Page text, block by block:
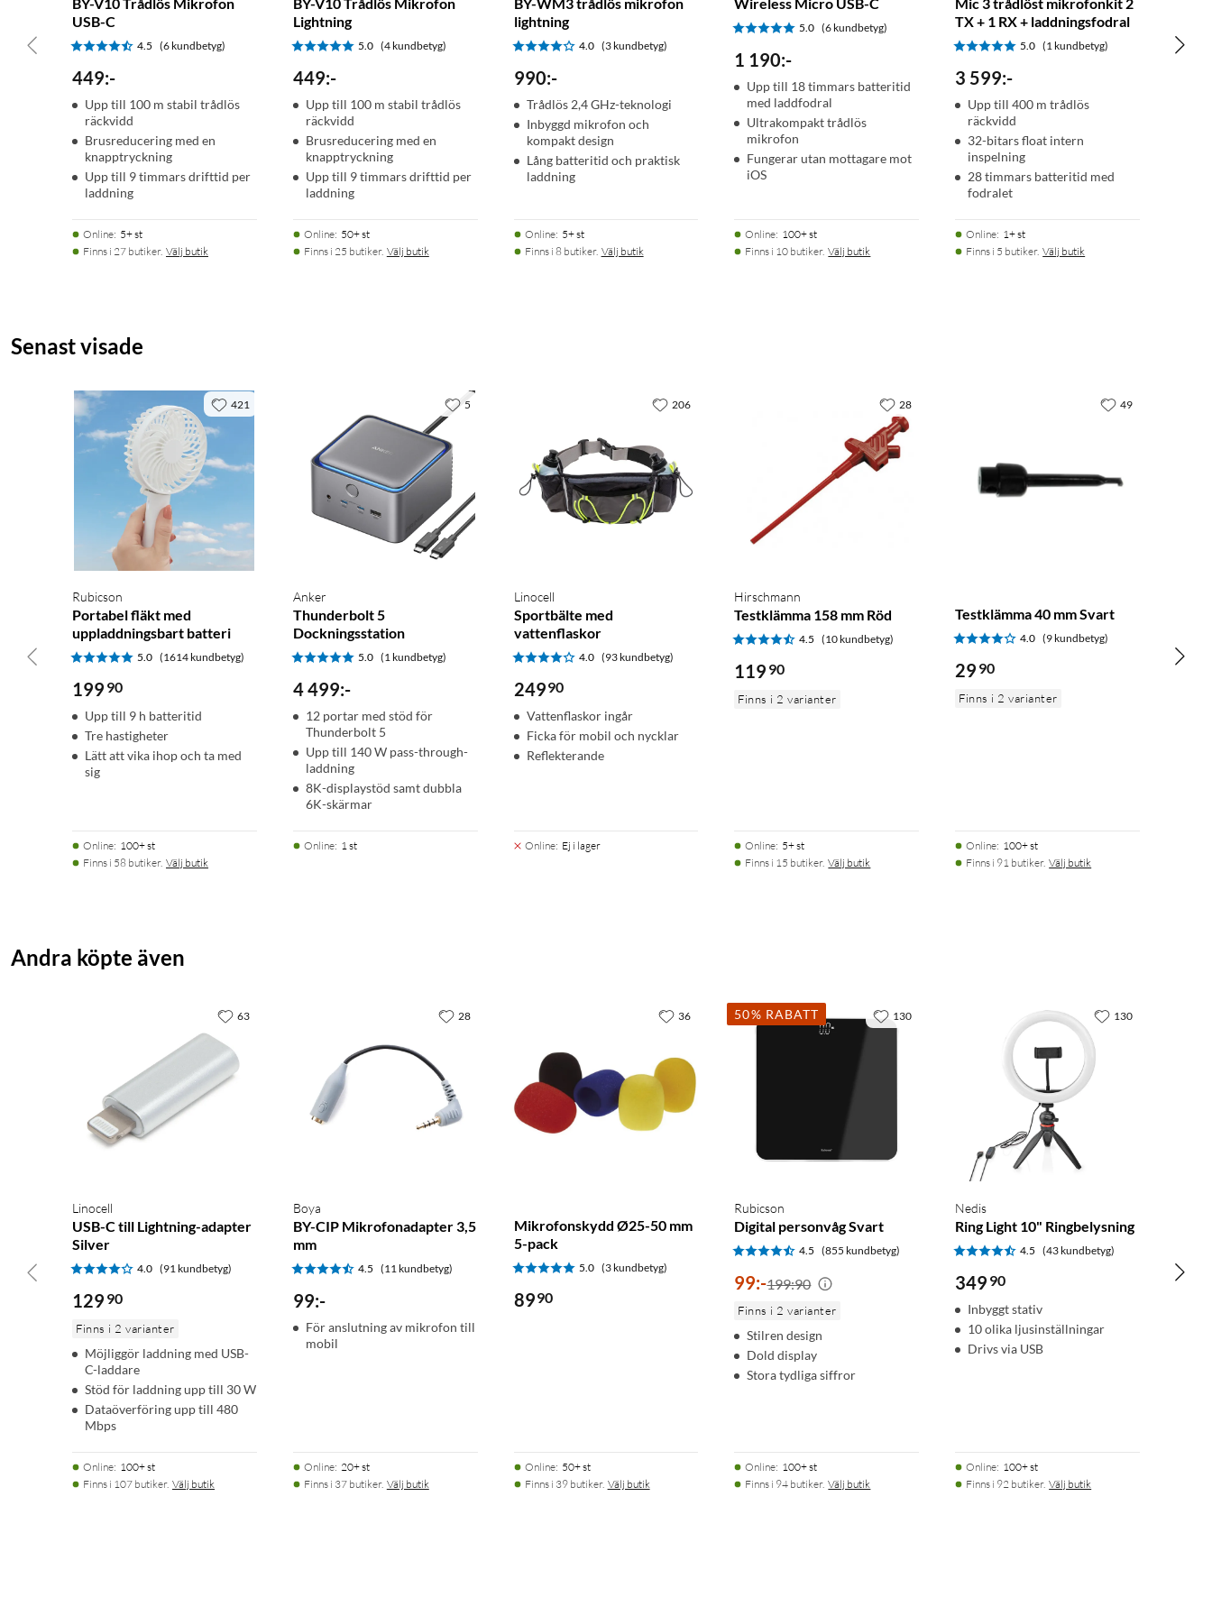
Specifikationer
Storlek: 36 × 36 × 9,7 mm
Frekvensrespons: 20 Hz – 20 kHz
Signal/brusförhållande: >80 dB
Samplingsfrekvens/bithastighet: 48 kHz / 16-bitars
Räckvidd: Upp till 50 m utan hinder
Latens: 25 ms
Brusreducering: Aktivering med ett klick
Batteritid: Cirka 5 timmar
Fodralsstorlek: 96 × 46,5 × 37 mm
Fodralsvikt: 90 g
Laddning: USB-C eller trådlös
2 x Omic TX-sändare
1 x Omic RX-mottagare (USB-C)
1 x Laddningsfodral
1 x USB-A till USB-C-kabel
USB-C
4.5 (6 kundbetyg)
449:-
Upp till 100 m stabil trådlös
räckvidd
Brusreducering med en
knapptryckning
Upp till 9 timmars drifttid per
laddning
Online: 5+ st
Finns i 27 butiker. Välj butik
Lightning
5.0 (4 kundbetyg)
449:-
Upp till 100 m stabil trådlös
räckvidd
Brusreducering med en
knapptryckning
Upp till 9 timmars drifttid per
laddning
Online: 50+ st
Finns i 25 butiker. Välj butik
lightning
4.0 (3 kundbetyg)
990:-
Trådlös 2,4 GHz-teknologi
Inbyggd mikrofon och
kompakt design
Lång batteritid och praktisk
laddning
Online: 5+ st
Finns i 8 butiker. Välj butik
5.0 (6 kundbetyg)
1 190:-
Upp till 18 timmars batteritid
med laddfodral
Ultrakompakt trådlös
mikrofon
Fungerar utan mottagare mot
iOS
Online: 100+ st
Finns i 10 butiker. Välj butik
TX + 1 RX + laddningsfodral
5.0 (1 kundbetyg)
3 599:-
Upp till 400 m trådlös
räckvidd
32-bitars float intern
inspelning
28 timmars batteritid med
fodralet
Online: 1+ st
Finns i 5 butiker. Välj butik
Senast visade
Rubicson
Portabel fläkt med
uppladdningsbart batteri
5.0 (1614 kundbetyg)
199 90
Upp till 9 h batteritid
Tre hastigheter
Lätt att vika ihop och ta med
sig
Online: 100+ st
Finns i 58 butiker. Välj butik
421
Anker
Thunderbolt 5
Dockningsstation
5.0 (1 kundbetyg)
4 499:-
12 portar med stöd för
Thunderbolt 5
Upp till 140 W pass-through-
laddning
8K-displaystöd samt dubbla
6K-skärmar
Online: 1 st
5
Linocell
Sportbälte med
vattenflaskor
4.0 (93 kundbetyg)
24990
Vattenflaskor ingår
Ficka för mobil och nycklar
Reflekterande
Online: Ej i lager
206
Hirschmann
Testklämma 158 mm Röd
4.5 (10 kundbetyg)
119 90
Finns i 2 varianter
Online: 5+ st
Finns i 15 butiker. Välj butik
28
Testklämma 40 mm Svart
4.0 (9 kundbetyg)
29 90
Finns i 2 varianter
Online: 100+ st
Finns i 91 butiker. Välj butik
49
Andra köpte även
Linocell
USB-C till Lightning-adapter
Silver
4.0 (91 kundbetyg)
129 90
Finns i 2 varianter
Möjliggör laddning med USB-
C-laddare
Stöd för laddning upp till 30 W
Dataöverföring upp till 480
Mbps
Online: 100+ st
Finns i 107 butiker. Välj butik
63
Boya
BY-CIP Mikrofonadapter 3,5
mm
4.5 (11 kundbetyg)
99:-
För anslutning av mikrofon till
mobil
Online: 20+ st
Finns i 37 butiker. Välj butik
28
Mikrofonskydd Ø25-50 mm
5-pack
5.0 (3 kundbetyg)
8990
Online: 50+ st
Finns i 39 butiker. Välj butik
36 50% RABATT
Rubicson
Digital personvåg Svart
4.5 (855 kundbetyg)
99:-199:90
Finns i 2 varianter
Stilren design
Dold display
Stora tydliga siffror
Online: 100+ st
Finns i 94 butiker. Välj butik
130
Nedis
Ring Light 10" Ringbelysning
4.5 (43 kundbetyg)
349 90
Inbyggt stativ
10 olika ljusinställningar
Drivs via USB
Online: 100+ st
Finns i 92 butiker. Välj butik
130